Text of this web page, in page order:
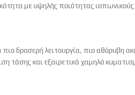
με υψηλής ποιότητας
δροσερή λειτουργία, πιο αθόρυβη
τάσης και εξαιρετικά χαμηλό